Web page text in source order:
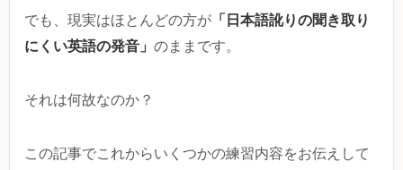
でも、現実はほとんどの方が 「日本語訛りの聞き取り
にくい英語の発音」 のままです。
それは何故なのか？
この記事でこれからいくつかの練習内容をお伝えして